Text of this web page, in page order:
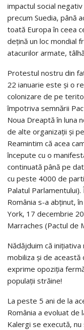
impactul social
precum Suedia, până
toată Europa în ceea
dețină un loc mondial
atacurilor armate,
Protestul nostru din
22 ianuarie este și o
colonizare de pe
împotriva semnării
Noua Dreaptă în luna
de alte organizații și
Reamintim că acea
începute cu o
continuată până pe
cu peste 4000 de
Palatul
România s-a abținut,
York, 17 decembrie
Marraches (Pactul de
Nădăjduim că
mobiliza și de această
exprime opoziția
populații străine!
La peste 5 ani de la
România a evoluat de
Kalergi se execută,